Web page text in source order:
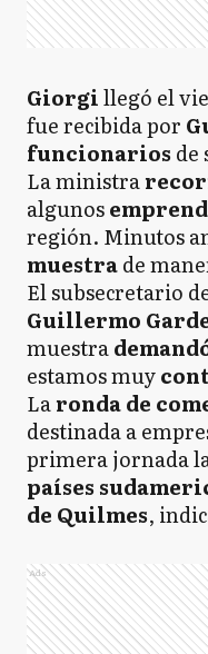
Giorgillegó el
fue recibida por
funcionarios de
La ministra
algunos
región. Minutos
muestrade
El subsecretario
Guillermo
muestra
estamos muy
Laronda de
destinada a
primera jornada
países
de Quilmes,
Ads